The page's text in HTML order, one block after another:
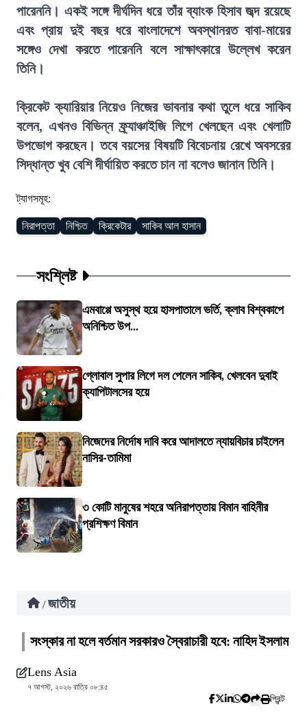
পারেননি। একই সঙ্গে দীর্ঘদিন ধরে তাঁর ব্যাংক হিসাব জব্দ রয়েছে
এবং প্রায় দুই বছর ধরে বাংলাদেশে অবস্থানরত বাবা-মায়ের
সঙ্গেও দেখা করতে পারেননি বলে সাক্ষাৎকারে উল্লেখ করেন
তিনি।
ক্রিকেট ক্যারিয়ার নিয়েও নিজের ভাবনার কথা তুলে ধরে সাকিব
বলেন, এখনও বিভিন্ন ফ্র্যাঞ্চাইজি লিগে খেলছেন এবং খেলাটি
উপভোগ করছেন। তবে বয়সের বিষয়টি বিবেচনায় রেখে অবসরের
সিদ্ধান্ত খুব বেশি দীর্ঘায়িত করতে চান না বলেও জানান তিনি।
ট্যাগসমূহ:
নিরাপত্তা নিশ্চিত ক্রিকেটার সাকিব আল হাসান
সংশ্লিষ্ট
এমবাপ্পে অসুস্থ হয়ে হাসপাতালে ভর্তি, ক্লাব বিশ্বকাপে
অনিশ্চিত উপ...
গ্লোবাল সুপার লিগে দল পেলেন সাকিব, খেলবেন দুবাই
ক্যাপিটালসের হয়ে
নিজেদের নির্দোষ দাবি করে আদালতে ন্যায়বিচার চাইলেন
নাসির-তামিমা
৩ কোটি মানুষের শহরে অনিরাপত্তায় বিমান বাহিনীর
প্রশিক্ষণ বিমান
/ জাতীয়
সংস্কার না হলে বর্তমান সরকারও স্বৈরাচারী হবে: নাহিদ ইসলাম
Lens Asia
৭ আগস্ট, ২০২৬ রাত্রি ০৮:৪৫
প্রিন্ট